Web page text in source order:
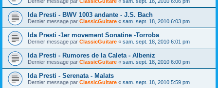
Ida Presti - BWV 1003 andante - J.S. Bach
Dernier message par ClassicGuitare « sam. sept. 18, 2010 6:03 pm
Ida Presti -1er movement Sonatine -Torroba
Dernier message par ClassicGuitare « sam. sept. 18, 2010 6:01 pm
Ida Presti - Rumores de la Caleta - Albeniz
Dernier message par ClassicGuitare « sam. sept. 18, 2010 6:00 pm
Ida Presti - Serenata - Malats
Dernier message par ClassicGuitare « sam. sept. 18, 2010 5:59 pm